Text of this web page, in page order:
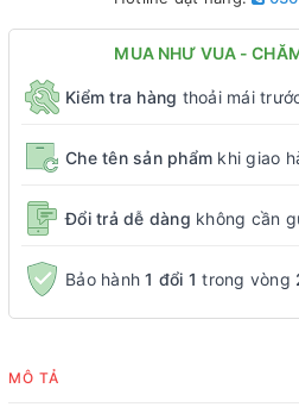
MUA NHƯ VUA -
Kiểm tra hàng thoải mái
Che tên sản phẩm khi giao
Đổi trả dễ dàng không cần
Bảo hành1 đổi 1 trong vòng
MÔ TẢ